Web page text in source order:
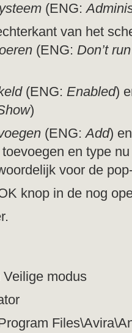
(ENG:
van het
(ENG: Don’t
(ENG: Enabled)
)
(ENG:Add)
en type
voor de
knop in de nog
modus